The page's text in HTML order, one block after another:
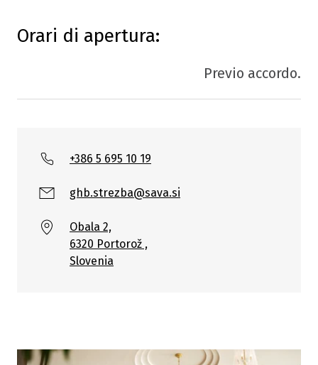
Orari di apertura:
Previo accordo.
+386 5 695 10 19
ghb.strezba@sava.si
Obala 2,
6320 Portorož ,
Slovenia